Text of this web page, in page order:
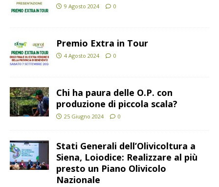
9 Agosto 2024 0
Premio Extra in Tour
4 Agosto 2024 0
Chi ha paura delle O.P. con
produzione di piccola scala?
25 Giugno 2024 0
Stati Generali dell’Olivicoltura a
Siena, Loiodice: Realizzare al più
presto un Piano Olivicolo
Nazionale